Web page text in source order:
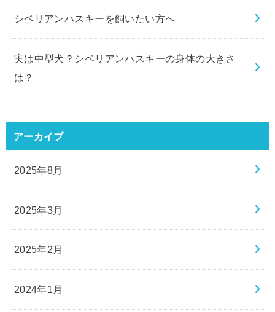
シベリアンハスキーを飼いたい方へ
実は中型犬？シベリアンハスキーの身体の大きさ
は？
アーカイブ
2025年8月
2025年3月
2025年2月
2024年1月